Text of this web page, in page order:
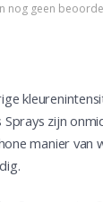
nog geen
Sprays zijn
manier van